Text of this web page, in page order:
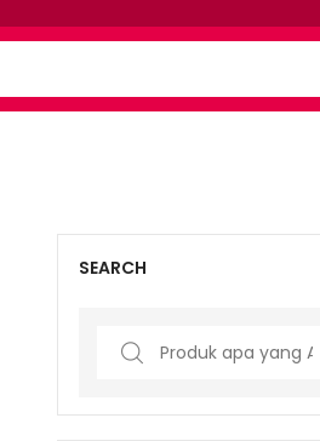
SEARCH
Search